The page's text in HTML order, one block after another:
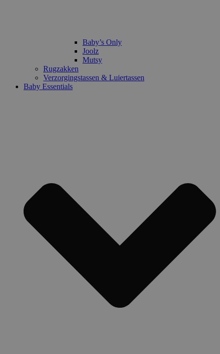
Baby’s Only
Joolz
Mutsy
Rugzakken
Verzorgingstassen & Luiertassen
Baby Essentials